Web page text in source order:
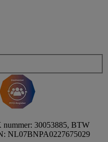
30053885, BTW
NL07BNPA0227675029